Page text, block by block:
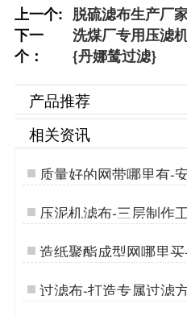
上一个: 脱硫滤布生产厂
过滤}
下一
个：
洗煤厂专用压滤
{丹娜鸶过滤}
产品推荐
相关资讯
质量好的网带哪里有-
{丹娜鸶过滤}…
压泥机滤布-三层制作
滤}…
造纸聚酯成型网哪里
娜鸶过滤}…
过滤布-打造专属过滤
滤}…